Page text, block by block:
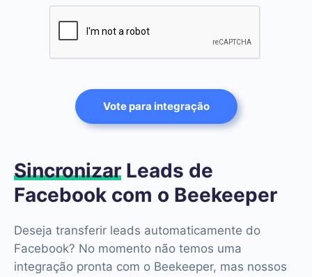
Vote para integração
Sincronizar Leads de
Facebook com o Beekeeper
Deseja transferir leads automaticamente do
Facebook? No momento não temos uma
integração pronta com o Beekeeper, mas nossos